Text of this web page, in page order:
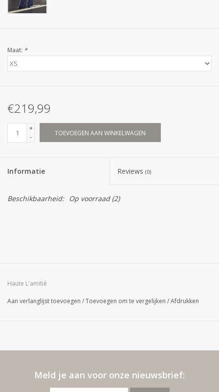
Maat: *
€219,99
+
-
TOEVOEGEN AAN WINKELWAGEN
Informatie Reviews (0)
Beschikbaarheid: Op voorraad(2)
Haute L'amitié
Aan verlanglijst toevoegen /Toevoegen om te vergelijken /Afdrukken
Meld je aan voor onze nieuwsbrief: